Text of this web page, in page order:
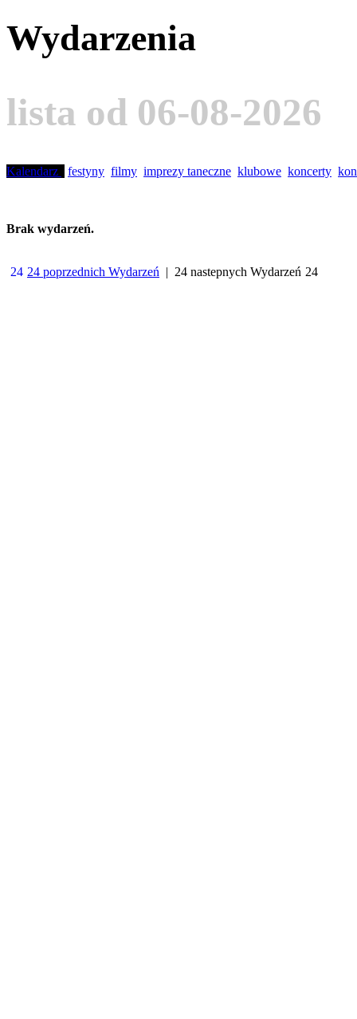
Wydarzenia
lista od 06-08-2026
Kalendarz festyny filmy imprezy taneczne klubowe koncerty
Brak wydarzeń.
24 poprzednich Wydarzeń | 24 nastepnych Wydarzeń